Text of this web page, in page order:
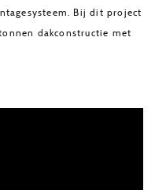
Bij dit project
dakconstructie met